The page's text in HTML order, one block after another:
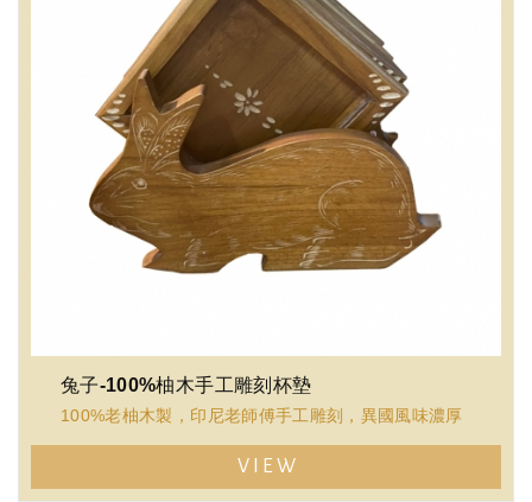
兔子-100%柚木手工雕刻杯墊
100%老柚木製，印尼老師傅手工雕刻，異國風味濃厚
VIEW